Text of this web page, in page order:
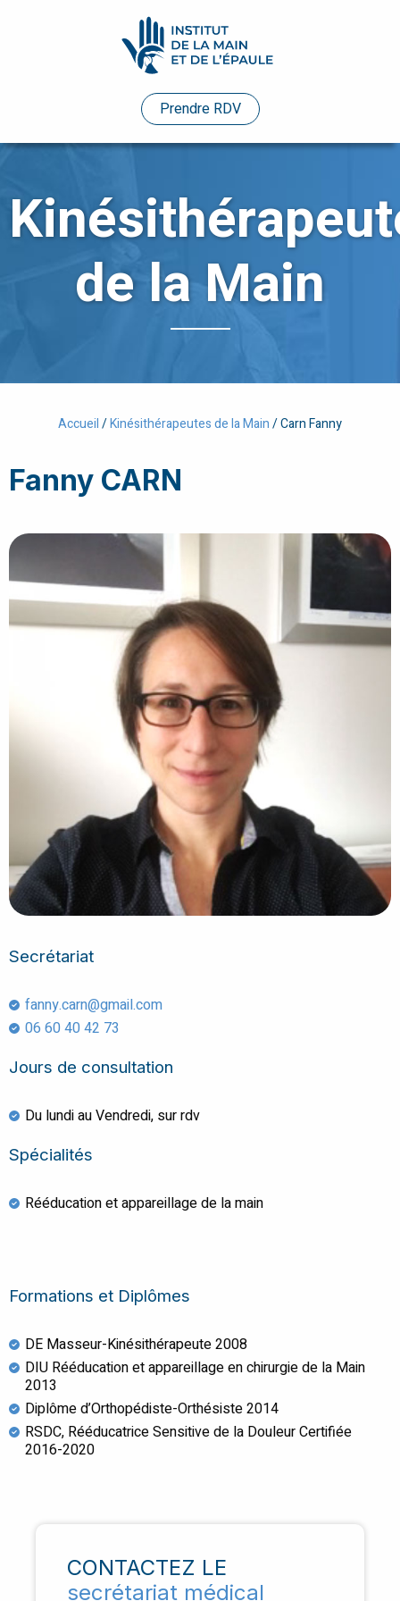
Prendre RDV
de la Main
Accueil/Kinésithérapeutes de la Main/Carn Fanny
Fanny CARN
Secrétariat
fanny.carn@gmail.com
06 60 40 42 73
Jours de consultation
Du lundi au Vendredi, sur rdv
Spécialités
Rééducation et appareillage de la main
Formations et Diplômes
DE Masseur-Kinésithérapeute 2008
DIU Rééducation et appareillage en chirurgie de la Main
2013
Diplôme d’Orthopédiste-Orthésiste 2014
RSDC, Rééducatrice Sensitive de la Douleur Certifiée
2016-2020
CONTACTEZ LE
secrétariat médical
Praticiens
Etudes
de